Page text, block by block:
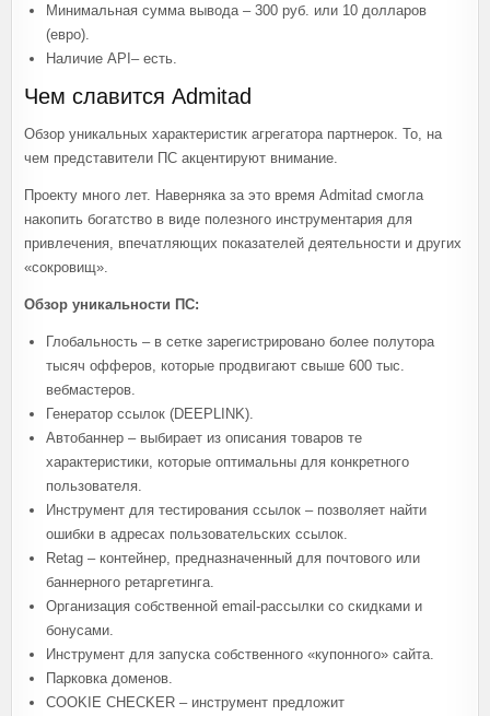
Минимальная сумма вывода – 300 руб. или 10 долларов
(евро).
Наличие API– есть.
Чем славится Admitad
Обзор уникальных характеристик агрегатора партнерок. То, на
чем представители ПС акцентируют внимание.
Проекту много лет. Наверняка за это время Admitad смогла
накопить богатство в виде полезного инструментария для
привлечения, впечатляющих показателей деятельности и других
«сокровищ».
Обзор уникальности ПС:
Глобальность – в сетке зарегистрировано более полутора
тысяч офферов, которые продвигают свыше 600 тыс.
вебмастеров.
Генератор ссылок (DEEPLINK).
Автобаннер – выбирает из описания товаров те
характеристики, которые оптимальны для конкретного
пользователя.
Инструмент для тестирования ссылок – позволяет найти
ошибки в адресах пользовательских ссылок.
Retag – контейнер, предназначенный для почтового или
баннерного ретаргетинга.
Организация собственной email-рассылки со скидками и
бонусами.
Инструмент для запуска собственного «купонного» сайта.
Парковка доменов.
COOKIE CHECKER – инструмент предложит